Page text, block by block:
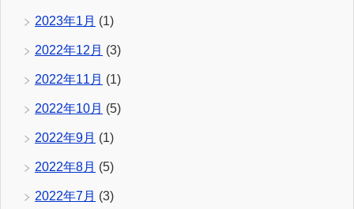
2023年1月 (1)
2022年12月 (3)
2022年11月 (1)
2022年10月 (5)
2022年9月 (1)
2022年8月 (5)
2022年7月 (3)